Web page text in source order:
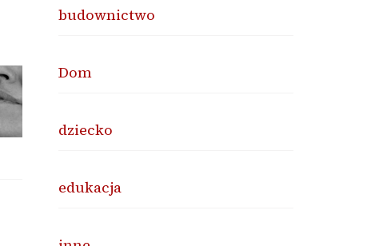
budownictwo
Dom
dziecko
edukacja